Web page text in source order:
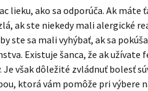
lieku, ako sa odporúča. Ak
ak ste niekedy mali alergické
ste sa mali vyhýbať, ak sa
Existuje šanca, že ak
však dôležité zvládnuť
ktorá vám pomôže pri výbere